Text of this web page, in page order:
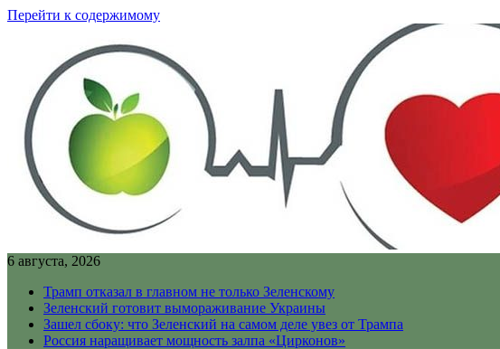
Перейти к содержимому
6 августа, 2026
Трамп отказал в главном не только Зеленскому
Зеленский готовит вымораживание Украины
Зашел сбоку: что Зеленский на самом деле увез от Трампа
Россия наращивает мощность залпа «Цирконов»